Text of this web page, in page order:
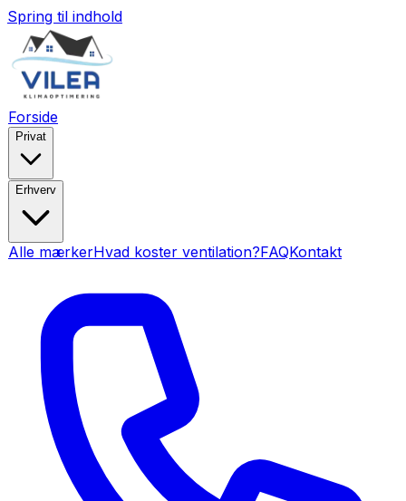
Spring til indhold
Forside
Privat
Erhverv
Alle mærkerHvad koster ventilation?FAQKontakt